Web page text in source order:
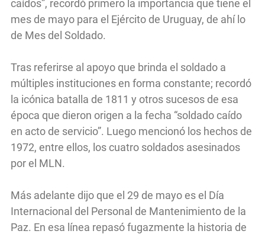
caídos”, recordó primero la importancia que tiene el
mes de mayo para el Ejército de Uruguay, de ahí lo
de Mes del Soldado.
Tras referirse al apoyo que brinda el soldado a
múltiples instituciones en forma constante; recordó
la icónica batalla de 1811 y otros sucesos de esa
época que dieron origen a la fecha “soldado caído
en acto de servicio”. Luego mencionó los hechos de
1972, entre ellos, los cuatro soldados asesinados
por el MLN.
Más adelante dijo que el 29 de mayo es el Día
Internacional del Personal de Mantenimiento de la
Paz. En esa línea repasó fugazmente la historia de